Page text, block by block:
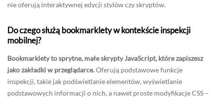
nie oferują interaktywnej edycji stylów czy skryptów.
Do czego służą bookmarklety w kontekście inspekcji
mobilnej?
Bookmarklety to sprytne, małe skrypty JavaScript, które zapiszesz
jako zakładki w przeglądarce.Oferują podstawowe funkcje
inspekcji, takie jak podświetlanie elementów, wyświetlanie
podstawowych informacji o nich, a nawet proste modyfikacje CSS –